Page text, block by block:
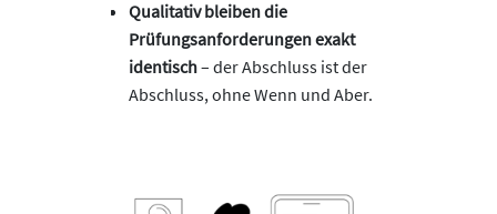
Qualitativ bleiben die
Prüfungsanforderungen exakt
identisch– der Abschluss ist der
Abschluss, ohne Wenn und Aber.